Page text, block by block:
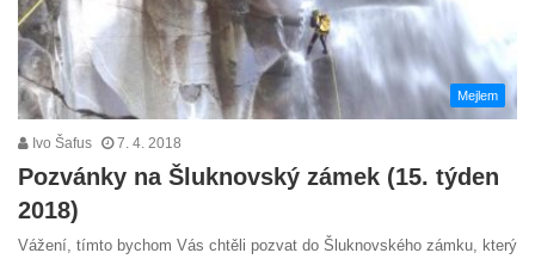
Mejlem
Ivo Šafus 7. 4. 2018
Pozvánky na Šluknovský zámek (15. týden
2018)
Vážení, tímto bychom Vás chtěli pozvat do Šluknovského zámku, který